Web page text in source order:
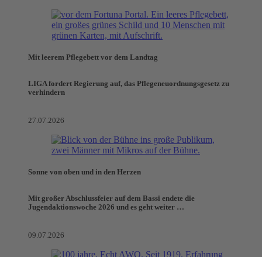
Mit leerem Pflegebett vor dem Landtag
LIGA fordert Regierung auf, das Pflegeneuordnungsgesetz zu
verhindern
27.07.2026
Sonne von oben und in den Herzen
Mit großer Abschlussfeier auf dem Bassi endete die
Jugendaktionswoche 2026 und es geht weiter …
09.07.2026